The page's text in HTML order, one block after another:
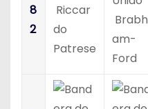
8
2
Riccar
do
Patrese
Brabh
am-
Ford